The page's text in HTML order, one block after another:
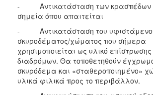
- Αντικατάσταση των κρασπέδων
σημεία όπου απαιτείται
- Αντικατάσταση του
σκυροδέματος/χώματος που σήμερα
χρησιμοποιείται ως υλικό
διαδρόμων. Θα τοποθετηθούν
σκυρόδεμα και «σταθεροποιημένο»
υλικά φιλικά προς το περιβάλλον.